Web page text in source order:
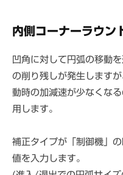
内側コーナーラウン
凹角に対して円弧の移動
の削り残しが発生します
動時の加減速が少なくな
用します。
補正タイプが「制御機」
値を入力します。